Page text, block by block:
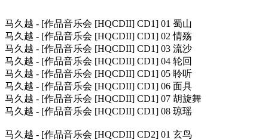
马久越 - [作品音乐会 [HQCDII] CD1] 01 蜀山
马久越 - [作品音乐会 [HQCDII] CD1] 02 情殇
马久越 - [作品音乐会 [HQCDII] CD1] 03 流沙
马久越 - [作品音乐会 [HQCDII] CD1] 04 轮回
马久越 - [作品音乐会 [HQCDII] CD1] 05 聆听
马久越 - [作品音乐会 [HQCDII] CD1] 06 面具
马久越 - [作品音乐会 [HQCDII] CD1] 07 胡旋舞
马久越 - [作品音乐会 [HQCDII] CD1] 08 琼瑶
马久越 - [作品音乐会 [HQCDII] CD2] 01 玄鸟